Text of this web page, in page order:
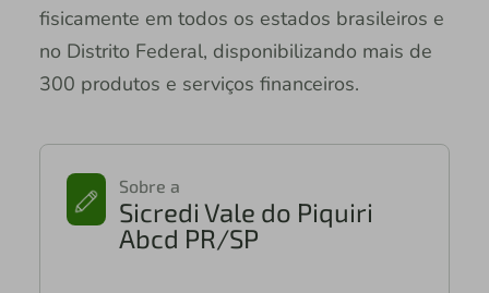
fisicamente em todos os estados brasileiros e
no Distrito Federal, disponibilizando mais de
300 produtos e serviços financeiros.
Sobre a
Sicredi Vale do Piquiri
Abcd PR/SP